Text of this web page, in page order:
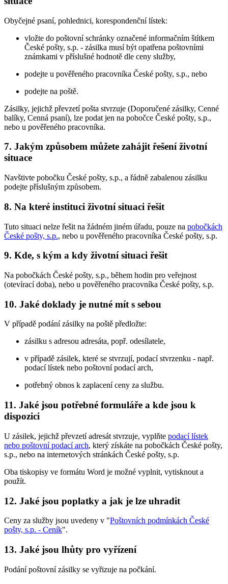
Obyčejné psaní, pohlednici, korespondenční lístek:
vložte do poštovní schránky označené informačním štítkem
České pošty, s.p. - zásilka musí být opatřena poštovními
známkami v příslušné hodnotě dle ceny služby,
podejte u pověřeného pracovníka České pošty, s.p., nebo
podejte na poště.
Zásilky, jejichž převzetí pošta stvrzuje (Doporučené zásilky, Cenné
balíky, Cenná psaní), lze podat jen na pobočce České pošty, s.p.,
nebo u pověřeného pracovníka.
7. Jakým způsobem můžete zahájit řešení životní
situace
Navštivte pobočku České pošty, s.p., a řádně zabalenou zásilku
podejte příslušným způsobem.
8. Na které instituci životní situaci řešit
Tuto situaci nelze řešit na žádném jiném úřadu, pouze na pobočkách
České pošty, s.p., nebo u pověřeného pracovníka České pošty, s.p.
9. Kde, s kým a kdy životní situaci řešit
Na pobočkách České pošty, s.p., během hodin pro veřejnost
(otevírací doba), nebo u pověřeného pracovníka České pošty, s.p.
10. Jaké doklady je nutné mít s sebou
V případě podání zásilky na poště předložte:
zásilku s adresou adresáta, popř. odesílatele,
v případě zásilek, které se stvrzují, podací stvrzenku - např.
podací lístek nebo poštovní podací arch,
potřebný obnos k zaplacení ceny za službu.
11. Jaké jsou potřebné formuláře a kde jsou k
dispozici
U zásilek, jejichž převzetí adresát stvrzuje, vyplňte podací lístek
nebo poštovní podací arch, který získáte na pobočkách České pošty,
s.p., nebo na internetových stránkách České pošty, s.p.
Oba tiskopisy ve formátu Word je možné vyplnit, vytisknout a
použít.
12. Jaké jsou poplatky a jak je lze uhradit
Ceny za služby jsou uvedeny v "Poštovních podmínkách České
pošty, s.p. - Ceník".
13. Jaké jsou lhůty pro vyřízení
Podání poštovní zásilky se vyřizuje na počkání.